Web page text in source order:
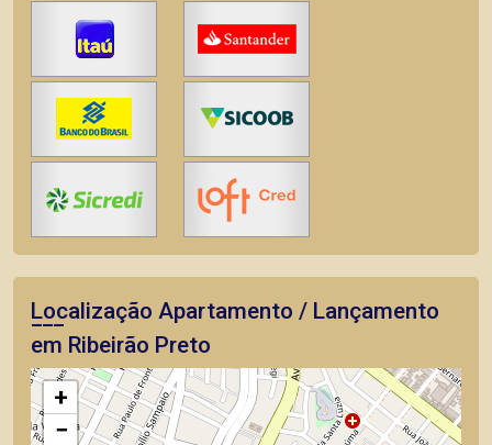
Localização Apartamento / Lançamento
em Ribeirão Preto
+
−